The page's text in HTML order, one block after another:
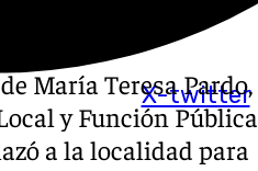
X-twitter
María Teresa Pardo,
y Función Pública
a la localidad para